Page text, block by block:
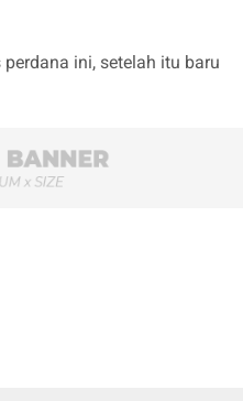
ini, setelah itu baru